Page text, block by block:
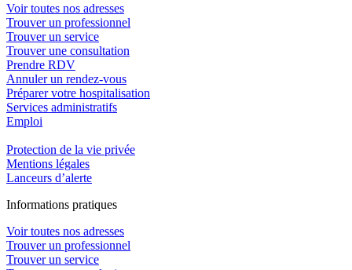
Voir toutes nos adresses
Trouver un professionnel
Trouver un service
Trouver une consultation
Prendre RDV
Annuler un rendez-vous
Préparer votre hospitalisation
Services administratifs
Emploi​
Protection de la vie privée
Mentions légales
Lanceurs d’alerte
Informations pratiques
Voir toutes nos adresses
Trouver un professionnel
Trouver un service